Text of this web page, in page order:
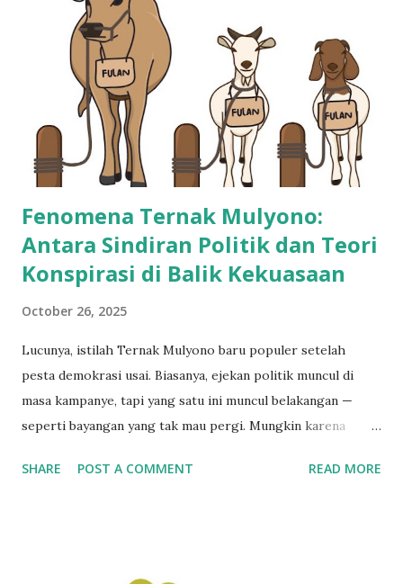
Benarkah semua ini murni keputusan daerah? Kalau pola
kenaikannya mirip, waktunya berdekatan, dan alasannya
seragam, sulit rasanya menolak kemungkinan bahwa ada
dorongan sistemik dari pusat. Efisiensi Anggaran ala
Pemerintah: Baik di Kertas, Menyesakkan di Lapangan
Benang merahnya menuju satu istilah yang terdengar manis
di telinga birokrat — efisiensi anggaran nasional. Presiden
disebut melakukan pem...
Fenomena Ternak Mulyono:
Antara Sindiran Politik dan Teori
Konspirasi di Balik Kekuasaan
October 26, 2025
Lucunya, istilah Ternak Mulyono baru populer setelah
pesta demokrasi usai. Biasanya, ejekan politik muncul di
masa kampanye, tapi yang satu ini muncul belakangan —
seperti bayangan yang tak mau pergi. Mungkin karena
kekuasaan, pengaruh, dan permainan opini publik. Namun
masyarakat dari isu besar lain seperti korupsi, migas, atau
SHARE POST A COMMENT READ MORE